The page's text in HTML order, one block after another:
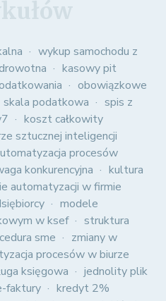
wykup samochodu z
kasowy pit
obowiązkowe
skala podatkowa
spis z
koszt całkowity
sztucznej inteligencji
procesów
konkurencyjna
kultura
automatyzacji w firmie
modele
w ksef
struktura
sme
zmiany w
procesów w biurze
księgowa
jednolity plik
faktury
kredyt 2%